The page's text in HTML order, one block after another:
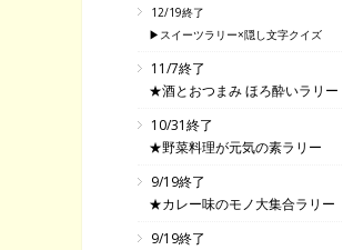
12/19終了
▶スイーツラリー×隠し文字クイズ
11/7終了
★酒とおつまみ ほろ酔いラリー
10/31終了
★野菜料理が元気の素ラリー
9/19終了
★カレー味のモノ大集合ラリー
9/19終了